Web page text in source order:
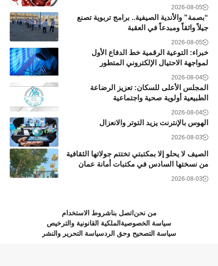
2026-08-05
“بصمة” والأندية الصيفية.. برامج تربوية تصنع
جيلاً واثقاً ومبدعاً في العقبة
2026-08-05
خبراء: التوعية الرقمية خط الدفاع الأول
لمواجهة الاحتيال الإلكتروني المتطور
2026-08-04
المجلس الأعلى للسكان: تعزيز الرضاعة
الطبيعية أولوية صحية واجتماعية
2026-08-04
الهوس بالإنترنت يزيد التوتر والانعزال
2026-08-03
الصيف لا يحلو إلا بمكتبتي تختتم جولاتها الثقافية
من نسختها السادس في مكتبات أمانة عمان
2026-08-03
من نحن اتصل بناشروط الاستخدام
سياسة الخصوصية الملكية القانونية والترخيص
سياسة التصحيح وحق الردسياسة التحرير والنشر